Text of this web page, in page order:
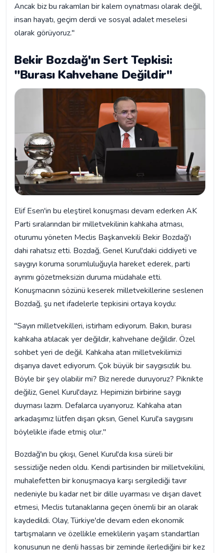
Ancak biz bu rakamları bir kalem oynatması olarak değil,
insan hayatı, geçim derdi ve sosyal adalet meselesi
olarak görüyoruz."
Bekir Bozdağ'ın Sert Tepkisi:
"Burası Kahvehane Değildir"
Elif Esen'in bu eleştirel konuşması devam ederken AK
Parti sıralarından bir milletvekilinin kahkaha atması,
oturumu yöneten Meclis Başkanvekili Bekir Bozdağ'ı
dahi rahatsız etti. Bozdağ, Genel Kurul'daki ciddiyeti ve
saygıyı koruma sorumluluğuyla hareket ederek, parti
ayrımı gözetmeksizin duruma müdahale etti.
Konuşmacının sözünü keserek milletvekillerine seslenen
Bozdağ, şu net ifadelerle tepkisini ortaya koydu:
"Sayın milletvekilleri, istirham ediyorum. Bakın, burası
kahkaha atılacak yer değildir, kahvehane değildir. Özel
sohbet yeri de değil. Kahkaha atan milletvekilimizi
dışarıya davet ediyorum. Çok büyük bir saygısızlık bu.
Böyle bir şey olabilir mi? Biz nerede duruyoruz? Piknikte
değiliz, Genel Kurul'dayız. Hepimizin birbirine saygı
duyması lazım. Defalarca uyarıyoruz. Kahkaha atan
arkadaşımız lütfen dışarı çıksın, Genel Kurul'a saygısını
böylelikle ifade etmiş olur."
Bozdağ'ın bu çıkışı, Genel Kurul'da kısa süreli bir
sessizliğe neden oldu. Kendi partisinden bir milletvekilini,
muhalefetten bir konuşmacıya karşı sergilediği tavır
nedeniyle bu kadar net bir dille uyarması ve dışarı davet
etmesi, Meclis tutanaklarına geçen önemli bir an olarak
kaydedildi. Olay, Türkiye'de devam eden ekonomik
tartışmaların ve özellikle emeklilerin yaşam standartları
konusunun ne denli hassas bir zeminde ilerlediğini bir kez